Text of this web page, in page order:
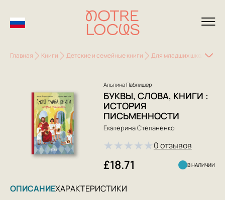
Главная Книги Детские и семейные книги Для младших школьников
Альпина Паблишер
БУКВЫ, СЛОВА, КНИГИ :
ИСТОРИЯ
ПИСЬМЕННОСТИ
Екатерина Степаненко
★★★★★0 отзывов
£18.71 В НАЛИЧИИ
ОПИСАНИЕХАРАКТЕРИСТИКИ